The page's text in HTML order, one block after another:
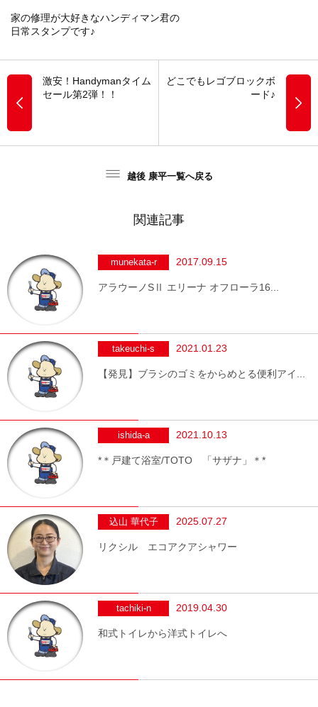
家の修理が大好きなハンディマン君の
日常スタンプです♪
激安！Handymanタイム
セール第2弾！！
どこでもレゴブロックボ
ード♪
越後 康平一覧へ戻る
関連記事
munekata-r 2017.09.15
アラウーノSⅡ エリーナ オフローラ16...
takeuchi-s 2021.01.23
【発見】ブラシのゴミをからめとる便利アイ...
ishida-a 2021.10.13
*＊戸建て浴室/TOTO 「サザナ」＊*
込山 華代子 2025.07.27
リクシル エコアクアシャワー
tachiki-n 2019.04.30
和式トイレから洋式トイレへ